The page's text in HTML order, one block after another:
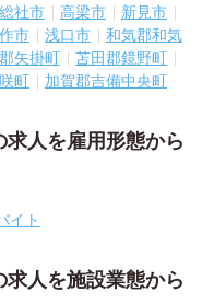
総社市 高梁市
新見市
市 浅口市
和気郡和気
矢掛町
苫田郡鏡野町
町 加賀郡吉備中央町
人を雇用形態から
イト
人を施設業態から